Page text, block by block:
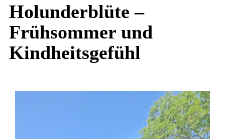
Holunderblüte –
Frühsommer und
Kindheitsgefühl